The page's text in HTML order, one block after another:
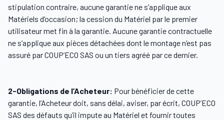
stipulation contraire, aucune garantie ne s’applique aux
Matériels d’occasion; la cession du Matériel par le premier
utilisateur met fin à la garantie. Aucune garantie contractuelle
ne s’applique aux pièces détachées dont le montage n’est pas
assuré par COUP’ECO SAS ou un tiers agréé par ce dernier.
2-Obligations de l’Acheteur: Pour bénéficier de cette
garantie, l’Acheteur doit, sans délai, aviser, par écrit, COUP’ECO
SAS des défauts qu’il impute au Matériel et fournir toutes